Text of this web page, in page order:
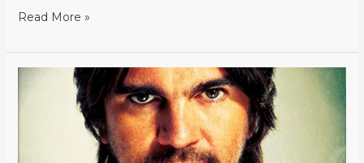
Read More »
#AlEstiloBrisk!